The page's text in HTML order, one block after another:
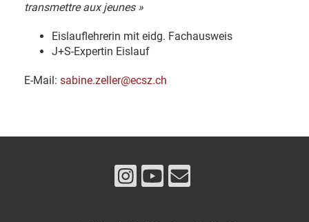
transmettre aux jeunes »
Eislauflehrerin mit eidg. Fachausweis
J+S-Expertin Eislauf
E-Mail: sabine.zeller@ecsz.ch